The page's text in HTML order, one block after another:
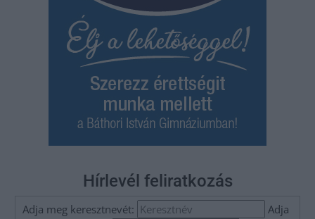
Hírlevél feliratkozás
Adja meg keresztnevét:
Adja